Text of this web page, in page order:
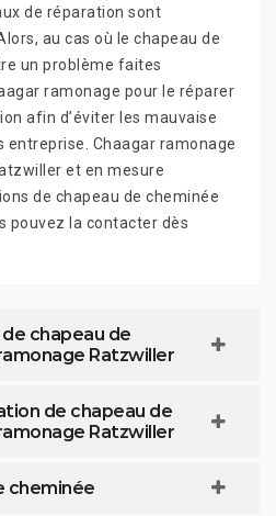
de réparation sont
au cas où le chapeau de
un problème faites
ramonage pour le réparer
afin d’éviter les mauvaise
Chaagar ramonage
et en mesure
de chapeau de cheminée
pouvez la contacter dès
de chapeau de
Ratzwiller
de chapeau de
Ratzwiller
cheminée